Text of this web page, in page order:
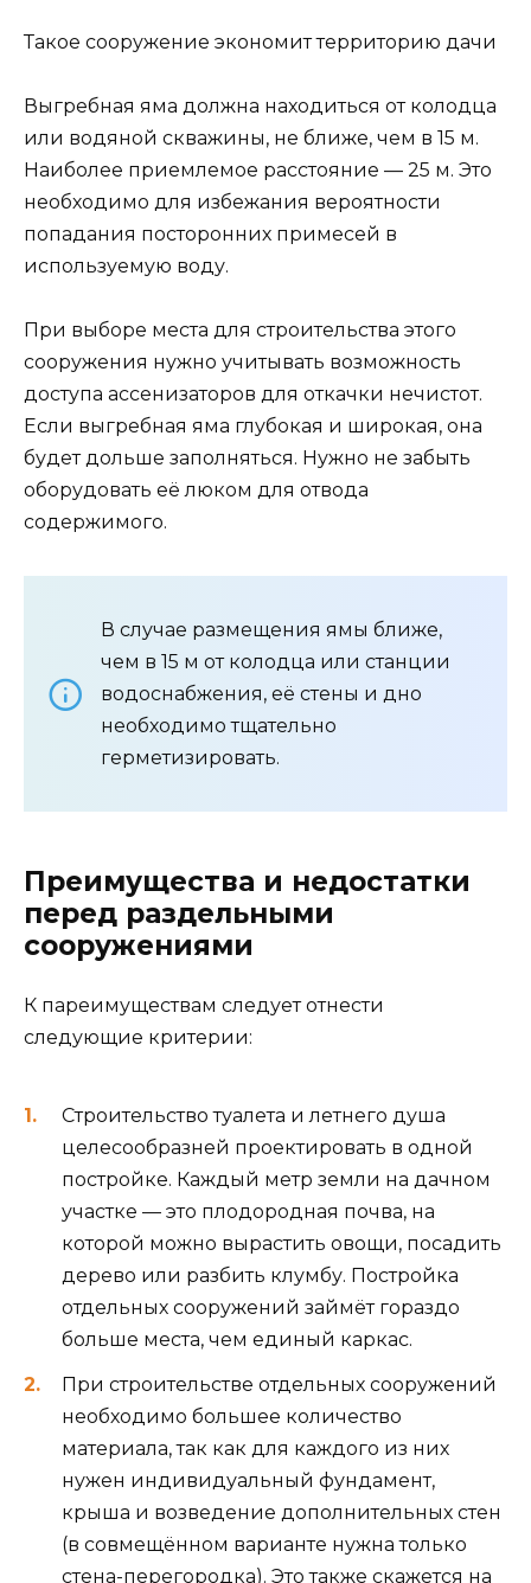
Такое сооружение экономит территорию дачи
Выгребная яма должна находиться от колодца
или водяной скважины, не ближе, чем в 15 м.
Наиболее приемлемое расстояние — 25 м. Это
необходимо для избежания вероятности
попадания посторонних примесей в
используемую воду.
При выборе места для строительства этого
сооружения нужно учитывать возможность
доступа ассенизаторов для откачки нечистот.
Если выгребная яма глубокая и широкая, она
будет дольше заполняться. Нужно не забыть
оборудовать её люком для отвода
содержимого.
В случае размещения ямы ближе,
чем в 15 м от колодца или станции
водоснабжения, её стены и дно
необходимо тщательно
герметизировать.
Преимущества и недостатки
перед раздельными
сооружениями
К пареимуществам следует отнести
следующие критерии:
Строительство туалета и летнего душа
целесообразней проектировать в одной
постройке. Каждый метр земли на дачном
участке — это плодородная почва, на
которой можно вырастить овощи, посадить
дерево или разбить клумбу. Постройка
отдельных сооружений займёт гораздо
больше места, чем единый каркас.
При строительстве отдельных сооружений
необходимо большее количество
материала, так как для каждого из них
нужен индивидуальный фундамент,
крыша и возведение дополнительных стен
(в совмещённом варианте нужна только
стена-перегородка). Это также скажется на